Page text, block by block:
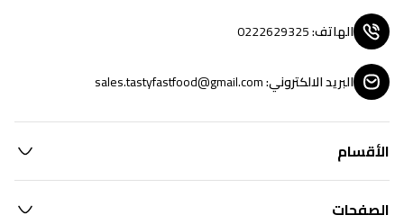
الهاتف:
0222629325
البريد الالكتروني:
sales.tastyfastfood@gmail.com
الأقسام
الصفحات